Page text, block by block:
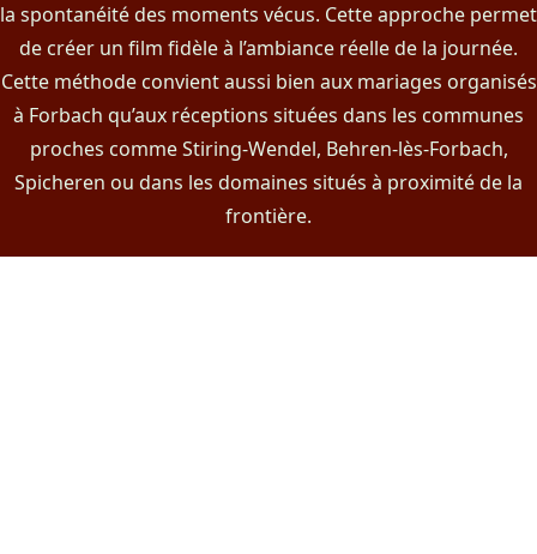
la spontanéité des moments vécus. Cette approche permet
de créer un film fidèle à l’ambiance réelle de la journée.
Cette méthode convient aussi bien aux mariages organisés
à Forbach qu’aux réceptions situées dans les communes
proches comme Stiring-Wendel, Behren-lès-Forbach,
Spicheren ou dans les domaines situés à proximité de la
frontière.